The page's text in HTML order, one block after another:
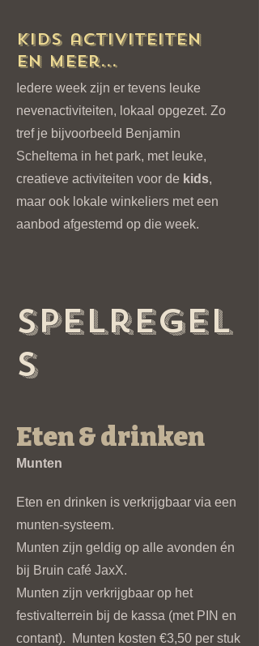
Kids activiteiten
en meer...
Iedere week zijn er tevens leuke
nevenactiviteiten, lokaal opgezet. Zo
tref je bijvoorbeeld Benjamin
Scheltema in het park, met leuke,
creatieve activiteiten voor de kids,
maar ook lokale winkeliers met een
aanbod afgestemd op die week.
Spelregel
s
Eten & drinken
Munten
Eten en drinken is verkrijgbaar via een
munten-systeem.
Munten zijn geldig op alle avonden én
bij Bruin café JaxX.
Munten zijn verkrijgbaar op het
festivalterrein bij de kassa (met PIN en
contant). Munten kosten €3,50 per stuk